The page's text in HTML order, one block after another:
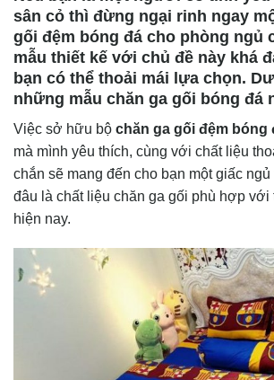
sân cỏ thì đừng ngại rinh ngay
gối đệm bóng đá cho phòng ngủ
mẫu thiết kế với chủ đề này khá
bạn có thể thoải mái lựa chọn.
những mẫu chăn ga gối bóng đá
Việc sở hữu bộ chăn ga gối đệm bóng
mà mình yêu thích, cùng với chất liệu
chắn sẽ mang đến cho bạn một giấc
đâu là chất liệu chăn ga gối phù hợp với
hiện nay.